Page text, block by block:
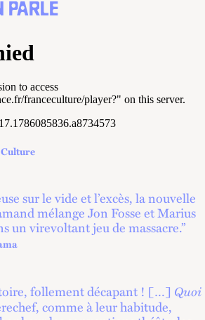
PARLE
sur le vide et l’excès, la nouvelle
mélange Jon Fosse et Marius
un virevoltant jeu de massacre.”
follement décapant ! […] Quoi
comme à leur habitude,